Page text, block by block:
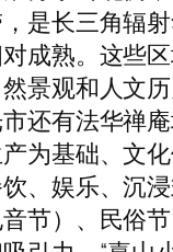
是长三角辐
成熟。这些
景观和人文
还有法华禅
为基础、文
、娱乐、沉
节）、民俗